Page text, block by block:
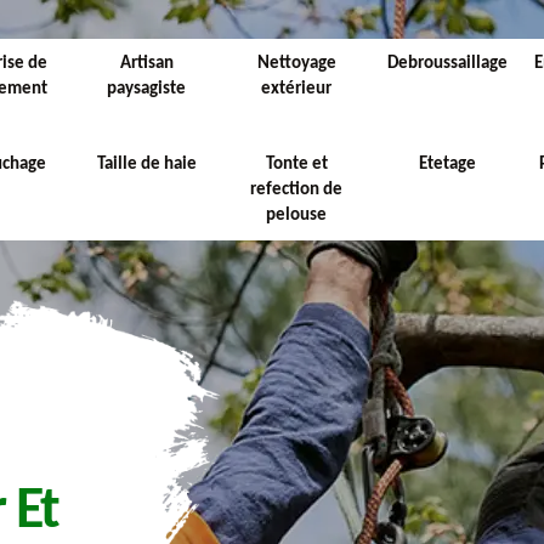
de
Artisan
paysagiste
Nettoyage
extérieur
Debroussaillage
Taille de haie
Tonte et
refection de
pelouse
Etetage
Et